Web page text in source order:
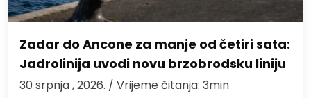
Zadar do Ancone za manje od četiri sata:
Jadrolinija uvodi novu brzobrodsku liniju
30 srpnja , 2026. / Vrijeme čitanja: 3min